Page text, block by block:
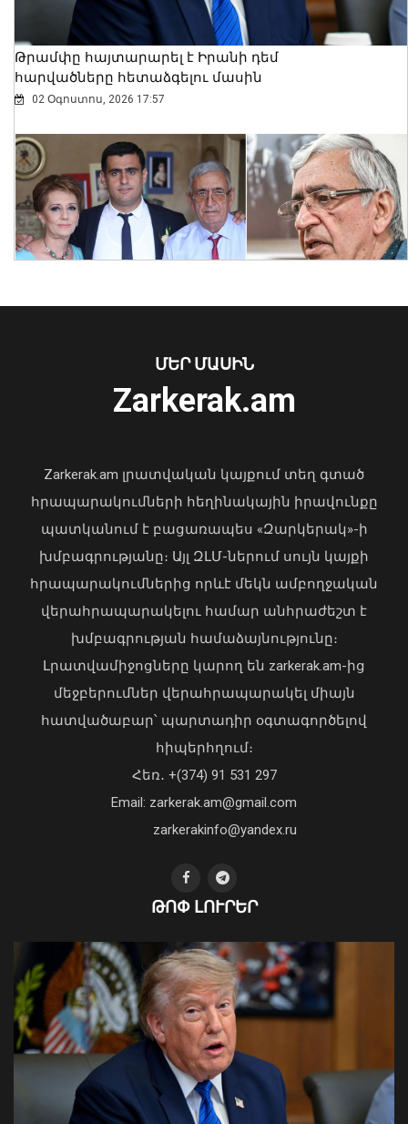
06 Օգոստոս, 2026 23:30
Վահագն Խաչատուրյանն ընդունել է
Picsart ընկերության հիմնադիր և
գործադիր տնօրեն Հովհաննես
06 Օգոստոս, 2026 22:51
Խոշոր հրդեհ է բռնկվել Երևանի
Թրամփը հայտարարել է Իրանի դեմ
հարվածները հետաձգելու մասին
02 Օգոստոս, 2026 17:57
«Պարտվեցինք դաժան հիվանդության
04 Օգոստոս, 2026 19:12
Վարչապետ Փաշինյանն այցելել է
«ԷԼԵՎԵՅԹ ԷՅԱՅ» արհեստական
բանականության գործարան
ՄԵՐ ՄԱՍԻՆ
Zarkerak.am
Zarkerak.am լրատվական կայքում տեղ գտած
հրապարակումների հեղինակային իրավունքը
պատկանում է բացառապես «Զարկերակ»-ի
խմբագրությանը։ Այլ ԶԼՄ-ներում սույն կայքի
հրապարակումներից որևէ մեկն ամբողջական
վերահրապարակելու համար անհրաժեշտ է
խմբագրության համաձայնությունը։
Լրատվամիջոցները կարող են zarkerak.am-ից
մեջբերումներ վերահրապարակել միայն
հատվածաբար՝ պարտադիր օգտագործելով
հիպերհղում։
Հեռ․ +(374) 91 531 297
Email: zarkerak.am@gmail.com
zarkerakinfo@yandex.ru
ԹՈՓ ԼՈՒՐԵՐ